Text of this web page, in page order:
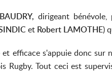
dirigeant
et Robert LAMOTHE)
efficace s'appuie donc sur
Rugby. Tout ceci est